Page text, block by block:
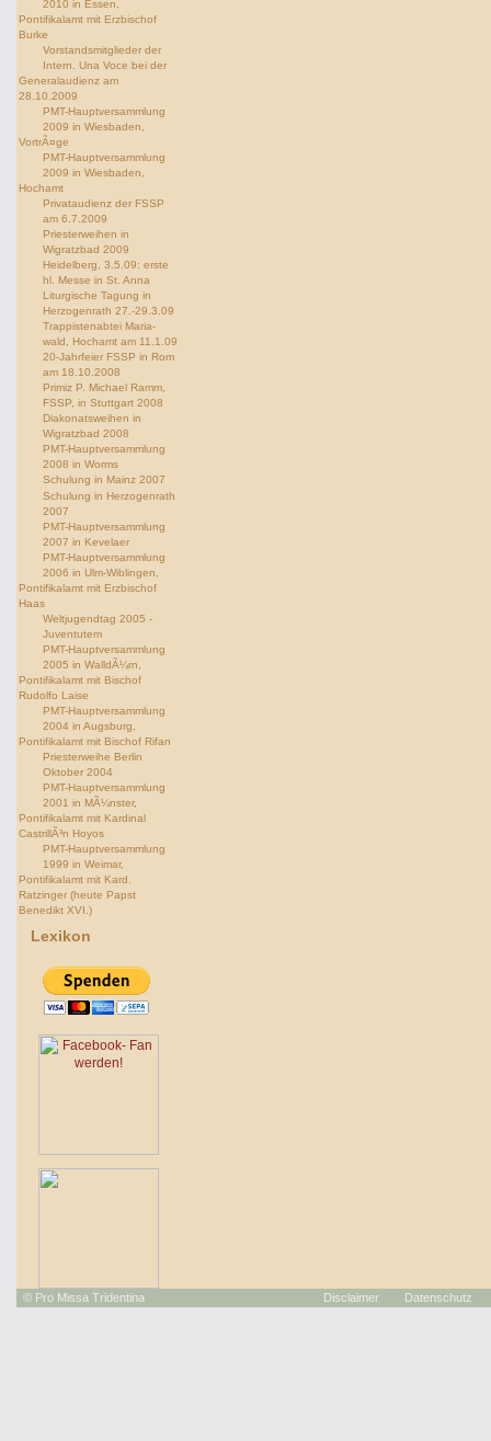
2010 in Essen,
Pontifikalamt mit Erzbischof
Burke
Vorstandsmitglieder der
Intern. Una Voce bei der
Generalaudienz am
28.10.2009
PMT-Hauptversammlung
2009 in Wiesbaden,
VortrÃ¤ge
PMT-Hauptversammlung
2009 in Wiesbaden,
Hochamt
Privataudienz der FSSP
am 6.7.2009
Priesterweihen in
Wigratzbad 2009
Heidelberg, 3.5.09: erste
hl. Messe in St. Anna
Liturgische Tagung in
Herzogenrath 27.-29.3.09
Trappistenabtei Maria-
wald, Hochamt am 11.1.09
20-Jahrfeier FSSP in Rom
am 18.10.2008
Primiz P. Michael Ramm,
FSSP, in Stuttgart 2008
Diakonatsweihen in
Wigratzbad 2008
PMT-Hauptversammlung
2008 in Worms
Schulung in Mainz 2007
Schulung in Herzogenrath
2007
PMT-Hauptversammlung
2007 in Kevelaer
PMT-Hauptversammlung
2006 in Ulm-Wiblingen,
Pontifikalamt mit Erzbischof
Haas
Weltjugendtag 2005 -
Juventutem
PMT-Hauptversammlung
2005 in WalldÃ¼rn,
Pontifikalamt mit Bischof
Rudolfo Laise
PMT-Hauptversammlung
2004 in Augsburg,
Pontifikalamt mit Bischof Rifan
Priesterweihe Berlin
Oktober 2004
PMT-Hauptversammlung
2001 in MÃ¼nster,
Pontifikalamt mit Kardinal
CastrillÃ³n Hoyos
PMT-Hauptversammlung
1999 in Weimar,
Pontifikalamt mit Kard.
Ratzinger (heute Papst
Benedikt XVI.)
Lexikon
© Pro Missa Tridentina Disclaimer Datenschutz